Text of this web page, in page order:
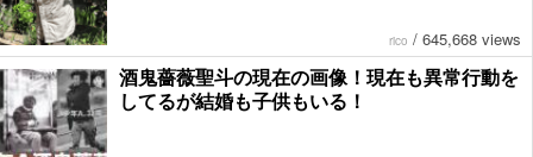
rico / 645,668 views
酒鬼薔薇聖斗の現在の画像！現在も異常行動を
してるが結婚も子供もいる！